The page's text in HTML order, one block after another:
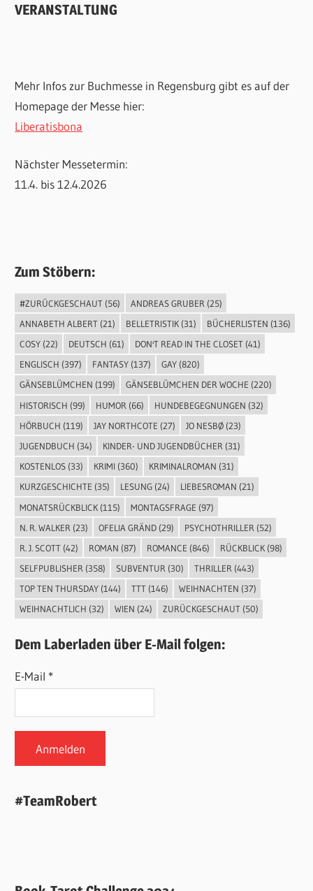
VERANSTALTUNG
Mehr Infos zur Buchmesse in Regensburg gibt es auf der
Homepage der Messe hier:
Liberatisbona
Nächster Messetermin:
11.4. bis 12.4.2026
Zum Stöbern:
#ZURÜCKGESCHAUT(56) ANDREAS GRUBER (25)
ANNABETH ALBERT(21) BELLETRISTIK(31) BÜCHERLISTEN (136)
COSY(22) DEUTSCH (61) DON'T READ IN THE CLOSET(41)
ENGLISCH (397) FANTASY(137) GAY(820)
GÄNSEBLÜMCHEN (199) GÄNSEBLÜMCHEN DER WOCHE (220)
HISTORISCH (99) HUMOR (66) HUNDEBEGEGNUNGEN (32)
HÖRBUCH (119) JAY NORTHCOTE (27) JO NESBØ(23)
JUGENDBUCH (34) KINDER- UND JUGENDBÜCHER (31)
KOSTENLOS(33) KRIMI(360) KRIMINALROMAN (31)
KURZGESCHICHTE (35) LESUNG(24) LIEBESROMAN (21)
MONATSRÜCKBLICK(115) MONTAGSFRAGE (97)
N. R. WALKER (23) OFELIA GRÄND(29) PSYCHOTHRILLER (52)
R. J. SCOTT(42) ROMAN (87) ROMANCE (846) RÜCKBLICK(98)
SELFPUBLISHER (358) SUBVENTUR (30) THRILLER (443)
TOP TEN THURSDAY(144) TTT(146) WEIHNACHTEN (37)
WEIHNACHTLICH (32) WIEN (24) ZURÜCKGESCHAUT(50)
Dem Laberladen über E-Mail folgen:
E-Mail *
#TeamRobert